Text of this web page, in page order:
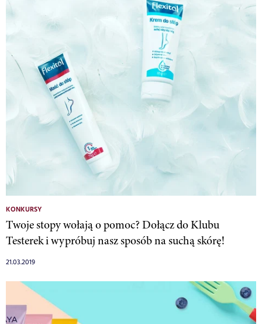
KONKURSY
Twoje stopy wołają o pomoc? Dołącz do Klubu
Testerek i wypróbuj nasz sposób na suchą skórę!
21.03.2019